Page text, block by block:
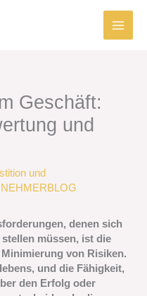
Geschäft:
und
und
denen sich
müssen, ist die
von Risiken.
und die Fähigkeit,
den Erfolg oder